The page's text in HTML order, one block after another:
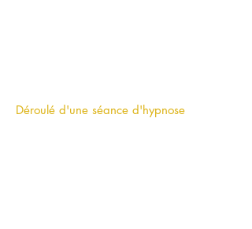
Déroulé d'une séance d'hypnose